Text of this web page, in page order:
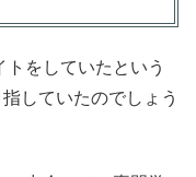
をしていたという
していたのでしょう